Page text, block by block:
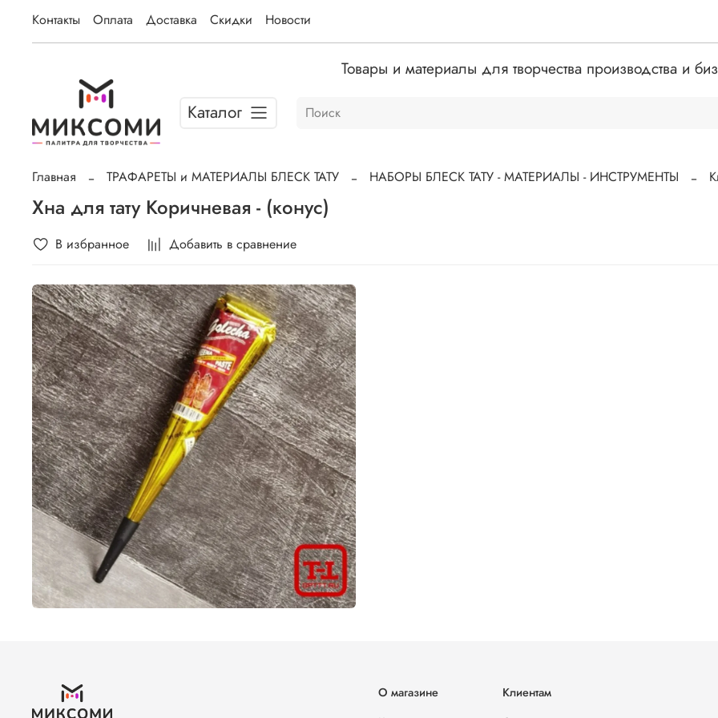
Контакты Оплата Доставка Скидки Новости
Товары и материалы для творчества производства и
Каталог
Главная ТРАФАРЕТЫ и МАТЕРИАЛЫ БЛЕСК ТАТУ НАБОРЫ БЛЕСК ТАТУ - МАТЕРИАЛЫ - ИНСТРУМЕНТЫ
Хна для тату Коричневая - (конус)
В избранное Добавить в сравнение
О магазине
Клиентам